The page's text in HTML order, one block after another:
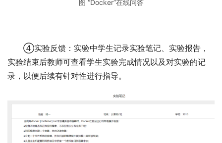
图 “Docker”在线问答
④实验反馈：实验中学生记录实验笔记、实验报告，
实验结束后教师可查看学生实验完成情况以及对实验的记
录，以便后续有针对性进行指导。